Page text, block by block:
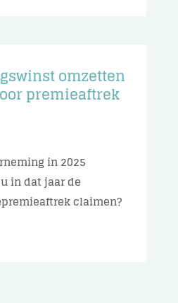
omzetten
premieaftrek
in 2025
in dat jaar de
claimen?